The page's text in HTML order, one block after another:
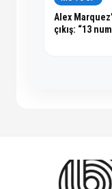
Alex
çıkış: “13